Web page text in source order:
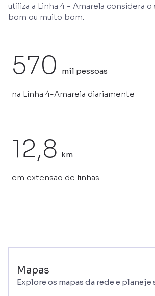
utiliza a Linha 4 - Amarela considera
bom ou muito bom.
570 mil pessoas
na Linha 4-Amarela diariamente
12,8 km
em extensão de linhas
Mapas
Explore os mapas da rede e planeje